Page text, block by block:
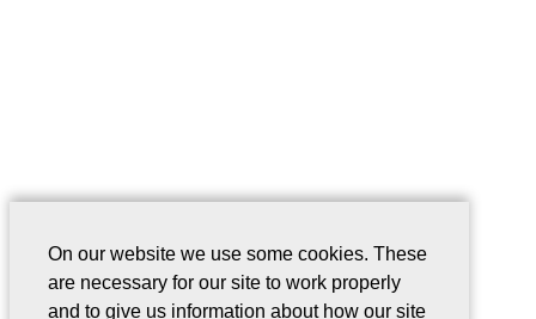
On our website we use some cookies. These
are necessary for our site to work properly
and to give us information about how our site